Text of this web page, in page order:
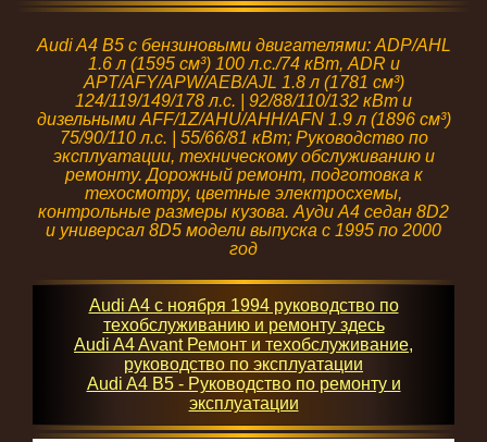
Audi A4 B5 с бензиновыми двигателями: ADP/AHL
1.6 л (1595 см³) 100 л.с./74 кВт, ADR и
APT/AFY/APW/AEB/AJL 1.8 л (1781 см³)
124/119/149/178 л.с. | 92/88/110/132 кВт и
дизельными AFF/1Z/AHU/AHH/AFN 1.9 л (1896 см³)
75/90/110 л.с. | 55/66/81 кВт; Руководство по
эксплуатации, техническому обслуживанию и
ремонту. Дорожный ремонт, подготовка к
техосмотру, цветные электросхемы,
контрольные размеры кузова. Ауди А4 седан 8D2
и универсал 8D5 модели выпуска с 1995 по 2000
год
Audi A4 с ноября 1994 руководство по
техобслуживанию и ремонту здесь
Audi A4 Avant Ремонт и техобслуживание,
руководство по эксплуатации
Audi A4 B5 - Руководство по ремонту и
эксплуатации